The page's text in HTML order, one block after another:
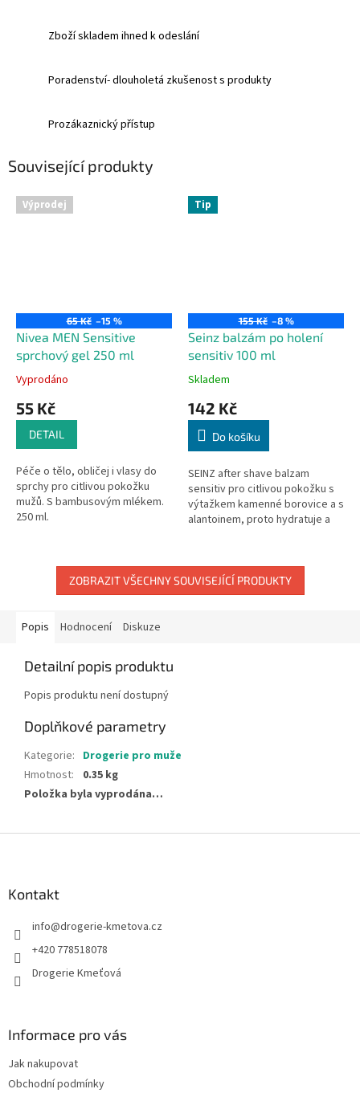
Zboží skladem ihned k odeslání
Poradenství- dlouholetá zkušenost s produkty
Prozákaznický přístup
Související produkty
Výprodej
65 Kč –15 %
Nivea MEN Sensitive
sprchový gel 250 ml
Vyprodáno
55 Kč
DETAIL
Péče o tělo, obličej i vlasy do
sprchy pro citlivou pokožku
mužů. S bambusovým mlékem.
250 ml.
Tip
155 Kč –8 %
Seinz balzám po holení
sensitiv 100 ml
Skladem
142 Kč
Do košíku
SEINZ after shave balzam
sensitiv pro citlivou pokožku s
výtažkem kamenné borovice a s
alantoinem, proto hydratuje a
ZOBRAZIT VŠECHNY SOUVISEJÍCÍ PRODUKTY
Popis Hodnocení Diskuze
Detailní popis produktu
Popis produktu není dostupný
Doplňkové parametry
Kategorie: Drogerie pro muže
Hmotnost:
0.35 kg
Položka byla vyprodána…
Kontakt
info@drogerie-kmetova.cz
+420 778518078
Drogerie Kmeťová
Informace pro vás
Jak nakupovat
Obchodní podmínky